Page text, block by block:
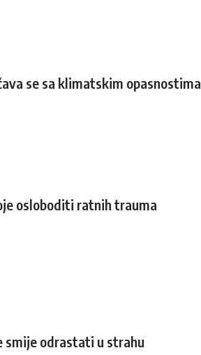
se sa klimatskim opasnostima
osloboditi ratnih trauma
smije odrastati u strahu